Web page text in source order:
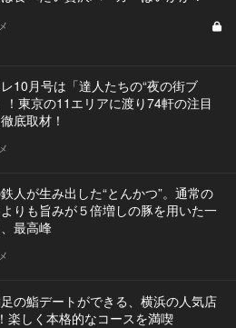
10月号は「達人たちの“夜の街ブ
！東京の11エリアに渡り74軒の注目
底取材！
人が生み出した“とんかつ”。通常の
りも旨みが５倍増しの豚を用いた一
最高峰
の鮨デートができる、横浜の人気店
楽しく本格的なコースを満喫